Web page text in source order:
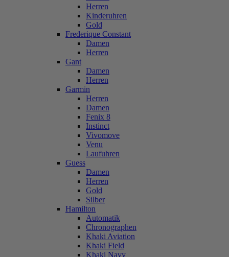
Herren
Kinderuhren
Gold
Frederique Constant
Damen
Herren
Gant
Damen
Herren
Garmin
Herren
Damen
Fenix 8
Instinct
Vivomove
Venu
Laufuhren
Guess
Damen
Herren
Gold
Silber
Hamilton
Automatik
Chronographen
Khaki Aviation
Khaki Field
Khaki Navy